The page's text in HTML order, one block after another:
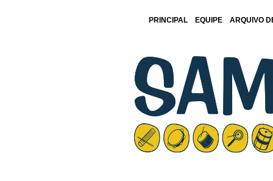
PRINCIPAL EQUIPE ARQUIVO